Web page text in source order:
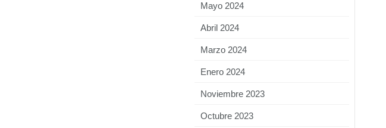
Mayo 2024
Abril 2024
Marzo 2024
Enero 2024
Noviembre 2023
Octubre 2023